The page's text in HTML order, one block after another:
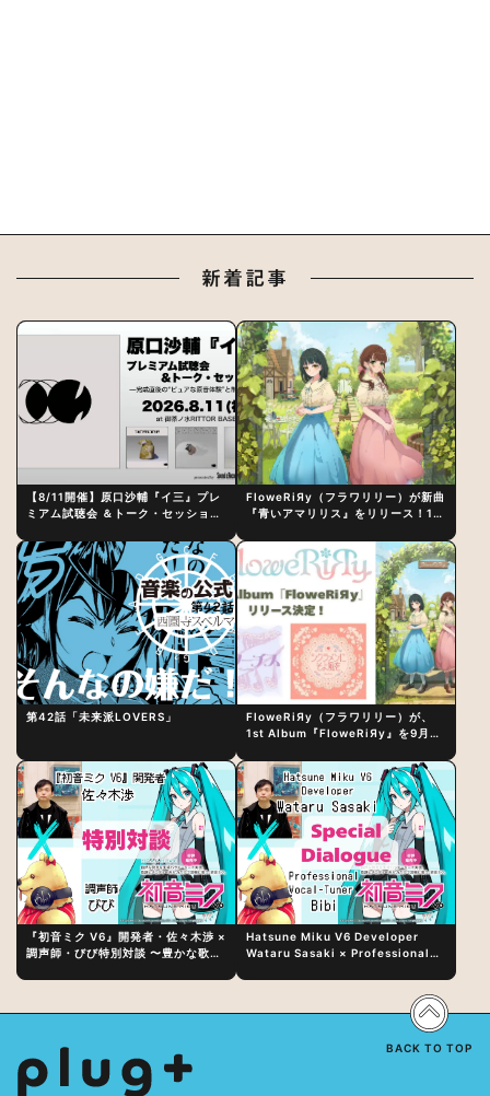
新着記事
【8/11開催】原口沙輔『イ三』プレ
ミアム試聴会 ＆トーク・セッション
制作秘話
FloweRiЯy（フラワリリー）が新曲
『青いアマリリス』をリリース！1st
第42話「未来派LOVERS」
FloweRiЯy（フラワリリー）が、
1st Album『FloweRiЯy』を9月23
『初音ミク V6』開発者・佐々木渉 ×
調声師・びび特別対談 〜豊かな歌声
Hatsune Miku V6 Developer
Wataru Sasaki × Professional
Vocal Expression Lies in “Love
for the singing characters” and
BACK TO TOP